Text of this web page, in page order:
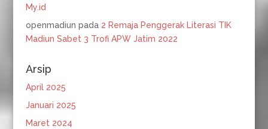
My.id
openmadiun pada 2 Remaja Penggerak Literasi TIK
Madiun Sabet 3 Trofi APW Jatim 2022
Arsip
April 2025
Januari 2025
Maret 2024